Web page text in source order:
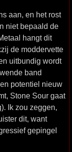
aan, en het rost
niet bepaald de
hangt dit
de moddervette
uitbundig wordt
band
potentiel nieuw
Stone Sour gaat
Ik zou zeggen,
dit, want
gepingel